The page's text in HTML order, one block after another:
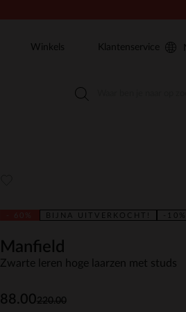
Winkels Klantenservice
BIJNA UITVERKOCHT! -
Manfield
Zwarte leren hoge laarzen met studs
220.00
88.00